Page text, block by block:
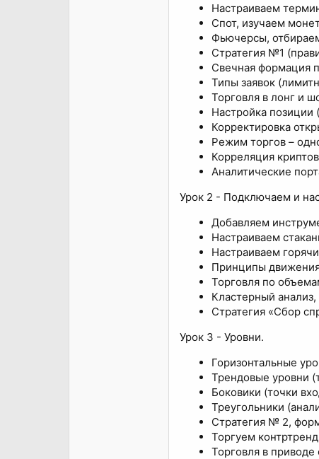
Настраиваем
Спот, изучаем
Фьючерсы,
Стратегия №1
Свечная формация
Типы заявок
Торговля в лонг и
Настройка
Корректировка
Режим торгов –
Корреляция
Аналитические
Урок 2 - Подключаем и
Добавляем
Настраиваем
Настраиваем
Принципы
Торговля по
Кластерный анализ,
Стратегия «Сбор
Урок 3 - Уровни.
Горизонтальные
Трендовые уровни
Боковики (точки
Треугольники
Стратегия № 2,
Торгуем
Торговля в